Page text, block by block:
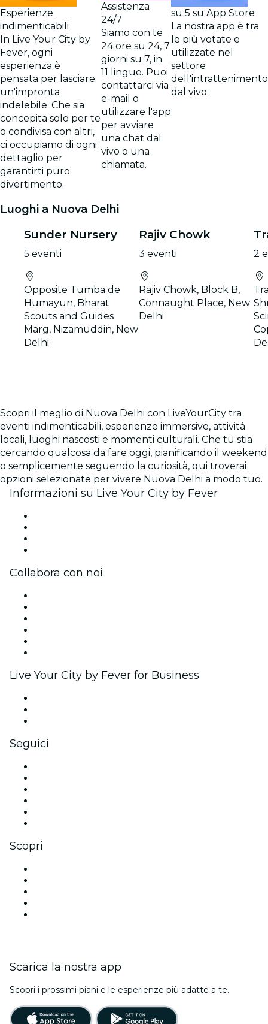
Esperienze
indimenticabili
In Live Your City by
Fever, ogni
esperienza è
pensata per lasciare
un'impronta
indelebile. Che sia
concepita solo per te
o condivisa con altri,
ci occupiamo di ogni
dettaglio per
garantirti puro
divertimento.
Assistenza
24/7
Siamo con te
24 ore su 24, 7
giorni su 7, in
11 lingue. Puoi
contattarci via
e-mail o
utilizzare l'app
per avviare
una chat dal
vivo o una
chiamata.
su 5 su App Store
La nostra app è tra
le più votate e
utilizzate nel
settore
dell'intrattenimento
dal vivo.
Luoghi a Nuova Delhi
Sunder Nursery
5 eventi
Opposite Tumba de
Humayun, Bharat
Scouts and Guides
Marg, Nizamuddin, New
Delhi
Rajiv Chowk
3 eventi
Rajiv Chowk, Block B,
Connaught Place, New
Delhi
2
Scopri il meglio di Nuova Delhi con LiveYourCity tra
eventi indimenticabili, esperienze immersive, attività
locali, luoghi nascosti e momenti culturali. Che tu stia
cercando qualcosa da fare oggi, pianificando il weekend
o semplicemente seguendo la curiosità, qui troverai
opzioni selezionate per vivere Nuova Delhi a modo tuo.
Informazioni su Live Your City by Fever
Collabora con noi
Live Your City by Fever for Business
Seguici
Scopri
Scarica la nostra app
Scopri i prossimi piani e le esperienze più adatte a te.